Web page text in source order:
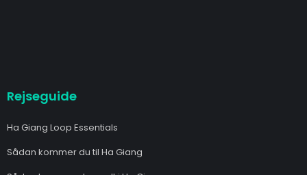
Rejseguide
Ha Giang Loop Essentials
Sådan kommer du til Ha Giang